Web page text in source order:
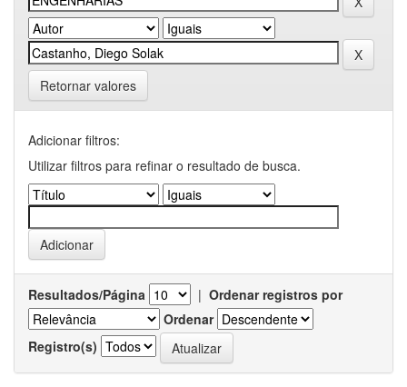
Retornar valores
Adicionar filtros:
Utilizar filtros para refinar o resultado de busca.
Resultados/Página | Ordenar registros por
Ordenar
Registro(s)